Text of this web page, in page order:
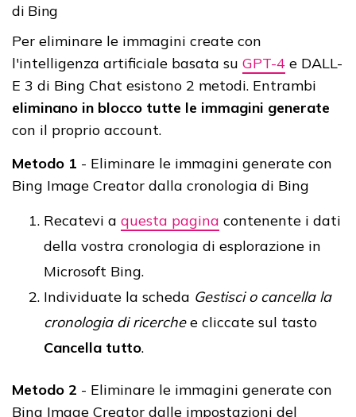
di Bing
Per eliminare le immagini create con
l'intelligenza artificiale basata su GPT-4 e DALL-
E 3 di Bing Chat esistono 2 metodi. Entrambi
eliminano in blocco tutte le immagini generate
con il proprio account.
Metodo 1 - Eliminare le immagini generate con
Bing Image Creator dalla cronologia di Bing
Recatevi a questa pagina contenente i dati
della vostra cronologia di esplorazione in
Microsoft Bing.
Individuate la scheda Gestisci o cancella la
cronologia di ricerchee cliccate sul tasto
Cancella tutto.
Metodo 2 - Eliminare le immagini generate con
Bing Image Creator dalle impostazioni del